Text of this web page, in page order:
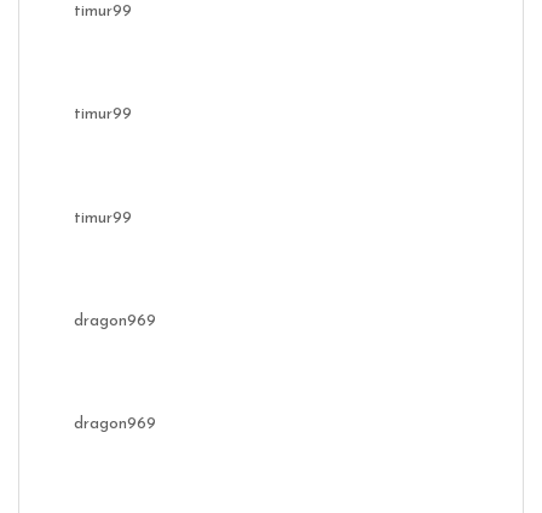
timur99
timur99
timur99
dragon969
dragon969